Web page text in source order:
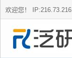
欢迎您！